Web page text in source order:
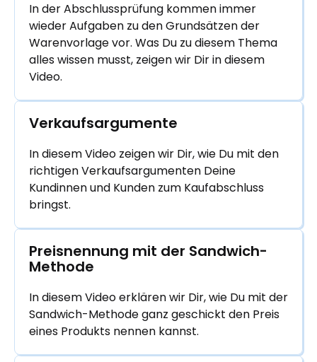
In der Abschlussprüfung kommen immer
wieder Aufgaben zu den Grundsätzen der
Warenvorlage vor. Was Du zu diesem Thema
alles wissen musst, zeigen wir Dir in diesem
Video.
Verkaufsargumente
In diesem Video zeigen wir Dir, wie Du mit den
richtigen Verkaufsargumenten Deine
Kundinnen und Kunden zum Kaufabschluss
bringst.
Preisnennung mit der Sandwich-
Methode
In diesem Video erklären wir Dir, wie Du mit der
Sandwich-Methode ganz geschickt den Preis
eines Produkts nennen kannst.